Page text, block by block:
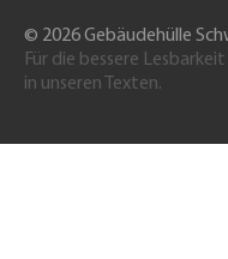
© 2026 Gebäudehülle
Für die bessere
in unseren Texten.